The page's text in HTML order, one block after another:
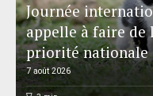
Journée
appelle à faire de
priorité nationale
7 août 2026